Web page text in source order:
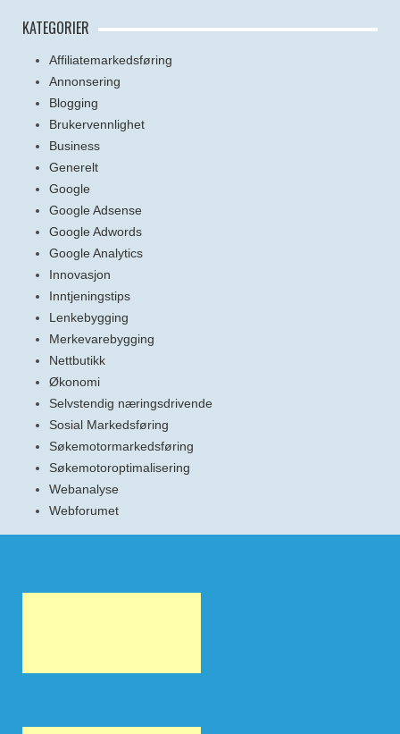
KATEGORIER
Affiliatemarkedsføring
Annonsering
Blogging
Brukervennlighet
Business
Generelt
Google
Google Adsense
Google Adwords
Google Analytics
Innovasjon
Inntjeningstips
Lenkebygging
Merkevarebygging
Nettbutikk
Økonomi
Selvstendig næringsdrivende
Sosial Markedsføring
Søkemotormarkedsføring
Søkemotoroptimalisering
Webanalyse
Webforumet